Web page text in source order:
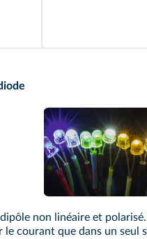
non linéaire et
le courant que dans un seul